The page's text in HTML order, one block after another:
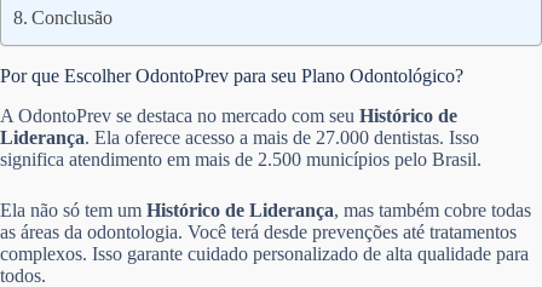
Conclusão
Por que Escolher OdontoPrev para seu Plano Odontológico?
A OdontoPrev se destaca no mercado com seu Histórico de
Liderança. Ela oferece acesso a mais de 27.000 dentistas. Isso
significa atendimento em mais de 2.500 municípios pelo Brasil.
Ela não só tem um Histórico de Liderança, mas também cobre todas
as áreas da odontologia. Você terá desde prevenções até tratamentos
complexos. Isso garante cuidado personalizado de alta qualidade para
todos.